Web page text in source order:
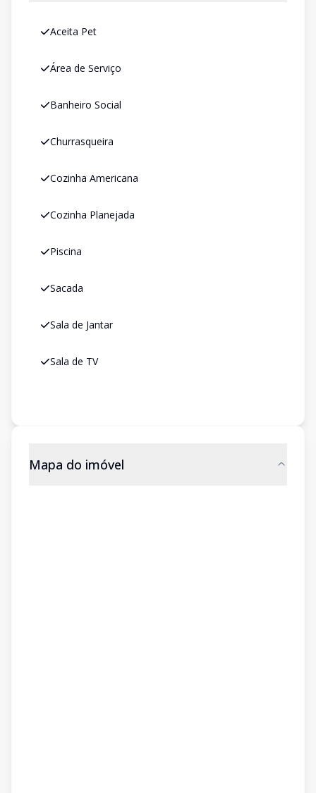
Aceita Pet
Área de Serviço
Banheiro Social
Churrasqueira
Cozinha Americana
Cozinha Planejada
Piscina
Sacada
Sala de Jantar
Sala de TV
Mapa do imóvel